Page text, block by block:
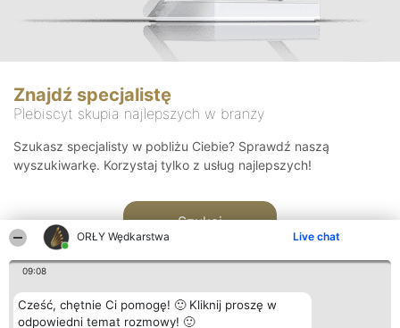
ORŁY Wędkarstwa Live chat
09:08
Cześć, chętnie Ci pomogę! 🙂 Kliknij proszę w
odpowiedni temat rozmowy! 🙂
Znajdź specjalistę
Plebiscyt skupia najlepszych w branży
Szukasz specjalisty w pobliżu Ciebie? Sprawdź naszą
wyszukiwarkę. Korzystaj tylko z usług najlepszych!
Szukaj